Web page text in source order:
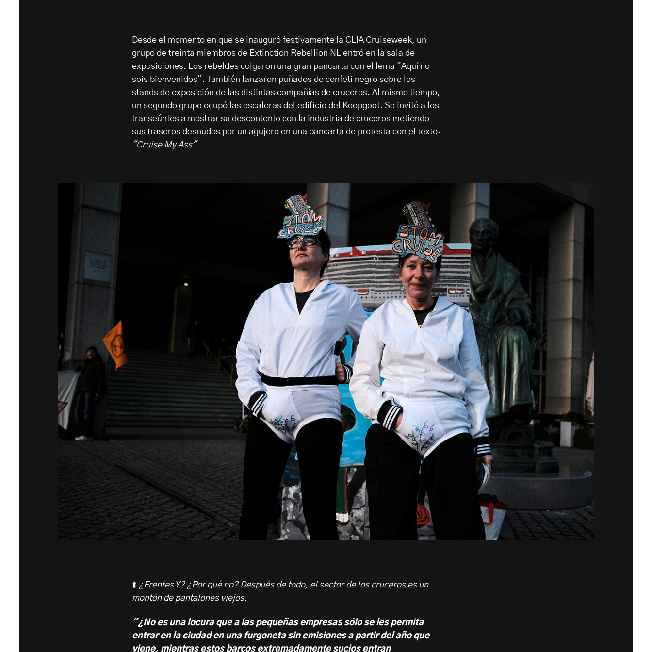
Desde el momento en que se inauguró festivamente la CLIA Cruiseweek, un
grupo de treinta miembros de Extinction Rebellion NL entró en la sala de
exposiciones. Los rebeldes colgaron una gran pancarta con el lema "Aquí no
sois bienvenidos". También lanzaron puñados de confeti negro sobre los
stands de exposición de las distintas compañías de cruceros. Al mismo tiempo,
un segundo grupo ocupó las escaleras del edificio del Koopgoot. Se invitó a los
transeúntes a mostrar su descontento con la industria de cruceros metiendo
sus traseros desnudos por un agujero en una pancarta de protesta con el texto:
"Cruise My Ass".
⬆️ ¿Frentes Y? ¿Por qué no? Después de todo, el sector de los cruceros es un
montón de pantalones viejos.
"¿No es una locura que a las pequeñas empresas sólo se les permita
entrar en la ciudad en una furgoneta sin emisiones a partir del año que
viene, mientras estos barcos extremadamente sucios entran